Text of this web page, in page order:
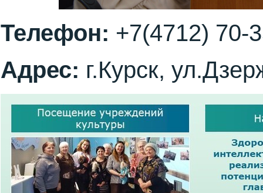
Телефон: +7(4712) 70-
Адрес: г.Курск,